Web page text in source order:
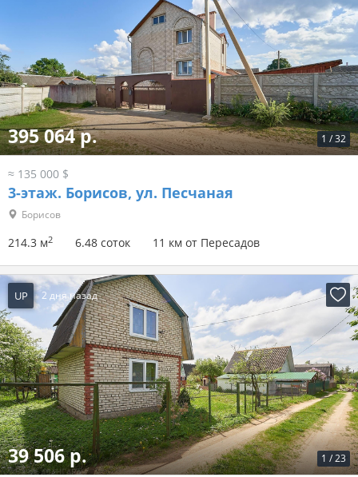
1 /32
395 064 р.
≈ 135 000 $
3-этаж. Борисов, ул. Песчаная
Борисов
214.3 м2 6.48 соток 11 км от Пересадов
UP 2 дня назад
1 /23
39 506 р.